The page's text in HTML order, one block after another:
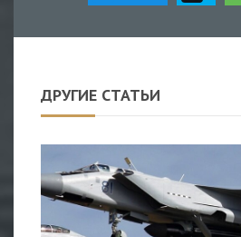
ДРУГИЕ СТАТЬИ